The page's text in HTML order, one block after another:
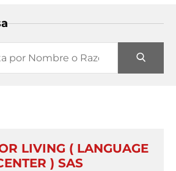
LIVING ( LANGUAGE
) SAS